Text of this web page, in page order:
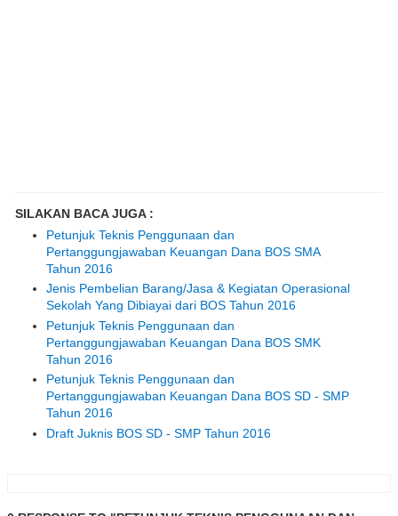
SILAKAN BACA JUGA :
Petunjuk Teknis Penggunaan dan
Pertanggungjawaban Keuangan Dana BOS SMA
Tahun 2016
Jenis Pembelian Barang/Jasa & Kegiatan Operasional
Sekolah Yang Dibiayai dari BOS Tahun 2016
Petunjuk Teknis Penggunaan dan
Pertanggungjawaban Keuangan Dana BOS SMK
Tahun 2016
Petunjuk Teknis Penggunaan dan
Pertanggungjawaban Keuangan Dana BOS SD - SMP
Tahun 2016
Draft Juknis BOS SD - SMP Tahun 2016